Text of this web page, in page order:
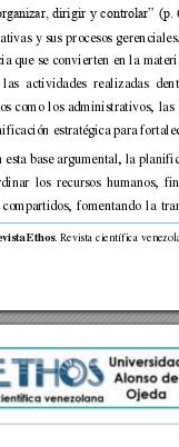
Ethos. Revista científica
dirigir y controlar” (p.
y sus procesos
que se convierten en la
las actividades realizadas
como los administrativos, las
estratégica para
esta base argumental, la
los recursos humanos,
compartidos, fomentando la